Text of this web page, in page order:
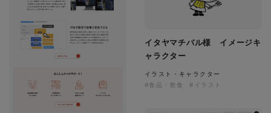
イタヤマチバル様 イメージキ
ャラクター
イラスト・キャラクター
#食品・飲食
#イラスト